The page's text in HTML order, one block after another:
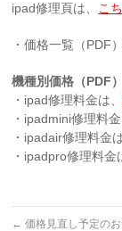
ipad修理頁は、 こ
・価格一覧（PDF
機種別価格（PDF）
・ipad修理料金は、
・ipadmini修理料金
・ipadair修理料金は
・ipadpro修理料金
← 価格見直し予定の